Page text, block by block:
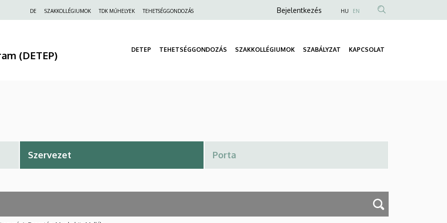
Felső
DE SZAKKOLLÉGIUMOK TDK MŰHELYEK TEHETSÉGGONDOZÁS
Anonim
menüje
Bejelentkezés HU EN
(DETEP) DETEP TEHETSÉGGONDOZÁS SZAKKOLLÉGIUMOK SZABÁLYZAT KAPCSOLAT